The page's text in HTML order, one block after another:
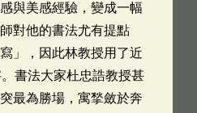
與美感經驗，變成一幅
對他的書法尤有提點
」，因此林教授用了近
書法大家杜忠誥教授甚
最為勝場，寓揫斂於奔